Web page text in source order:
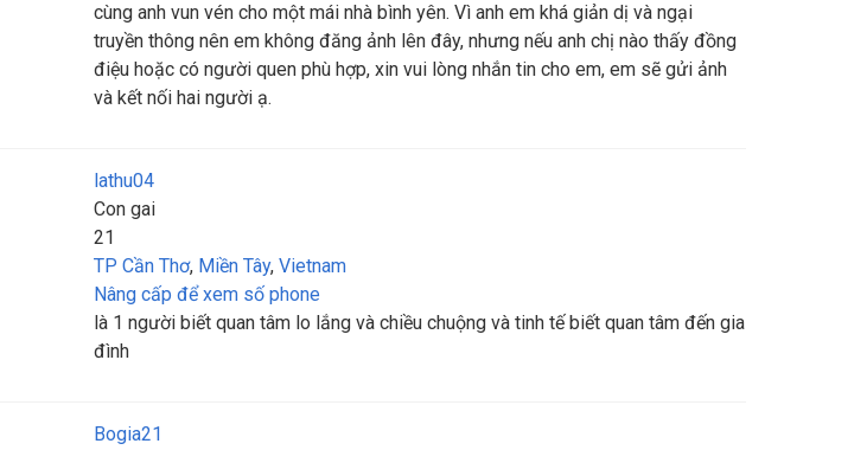
cùng anh vun vén cho một mái nhà bình yên. Vì anh em khá giản dị và ngại
truyền thông nên em không đăng ảnh lên đây, nhưng nếu anh chị nào thấy đồng
điệu hoặc có người quen phù hợp, xin vui lòng nhắn tin cho em, em sẽ gửi ảnh
và kết nối hai người ạ.
lathu04
Con gai
21
TP Cần Thơ, Miền Tây, Vietnam
Nâng cấp để xem số phone
là 1 người biết quan tâm lo lắng và chiều chuộng và tinh tế biết quan tâm đến gia
đình
Bogia21